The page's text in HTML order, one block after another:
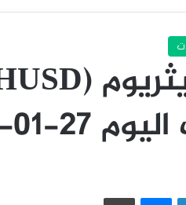
01-2025
لينكدإن ماسنجر طباعة